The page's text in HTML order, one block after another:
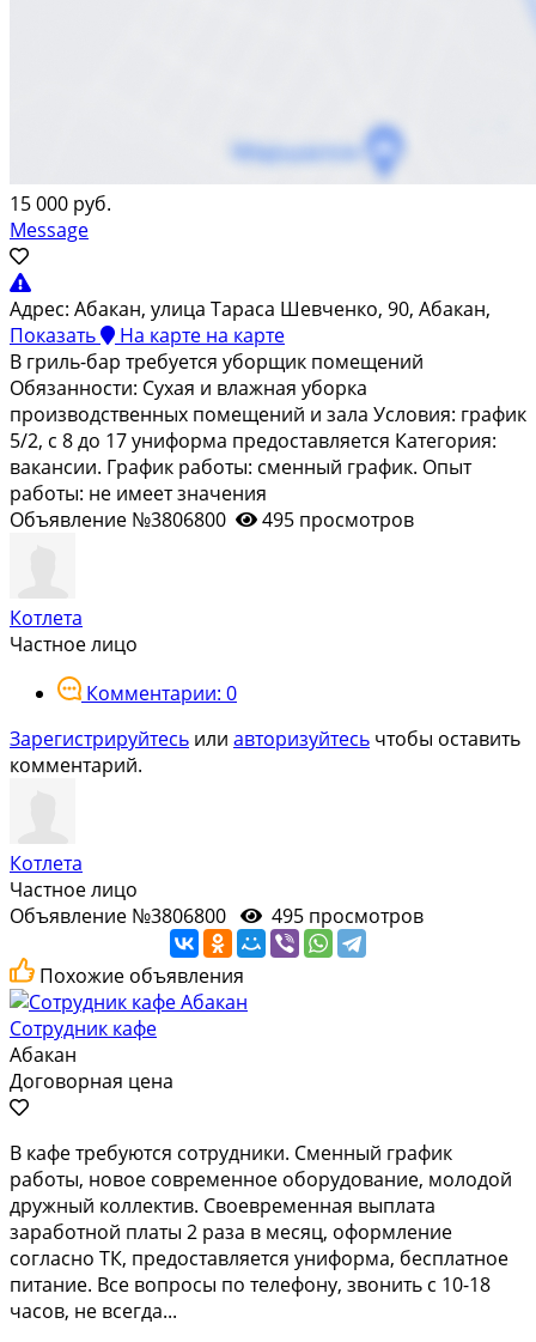
15 000 руб.
Message
Адрес: Абакан, улица Тараса Шевченко, 90, Абакан,
Показать
На карте на карте
В гриль-бар требуется уборщик помещений
Обязанности: Сухая и влажная уборка
производственных помещений и зала Условия: график
5/2, с 8 до 17 униформа предоставляется Категория:
вакансии. График работы: сменный график. Опыт
работы: не имеет значения
Объявление №3806800
495 просмотров
Котлета
Частное лицо
Комментарии: 0
Зарегистрируйтесь или авторизуйтесь чтобы оставить
комментарий.
Котлета
Частное лицо
Объявление №3806800
495 просмотров
Похожие объявления
Сотрудник кафе
Абакан
Договорная цена
В кафе требуются сотрудники. Сменный график
работы, новое современное оборудование, молодой
дружный коллектив. Своевременная выплата
заработной платы 2 раза в месяц, оформление
согласно ТК, предоставляется униформа, бесплатное
питание. Все вопросы по телефону, звонить с 10-18
часов, не всегда...